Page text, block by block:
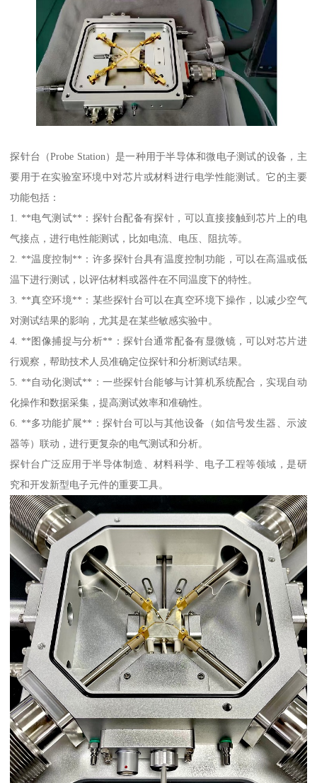
探针台（Probe Station）是一种用于半导体和微电子测试的设备，主
要用于在实验室环境中对芯片或材料进行电学性能测试。它的主要
功能包括：
1. **电气测试**：探针台配备有探针，可以直接接触到芯片上的电
气接点，进行电性能测试，比如电流、电压、阻抗等。
2. **温度控制**：许多探针台具有温度控制功能，可以在高温或低
温下进行测试，以评估材料或器件在不同温度下的特性。
3. **真空环境**：某些探针台可以在真空环境下操作，以减少空气
对测试结果的影响，尤其是在某些敏感实验中。
4. **图像捕捉与分析**：探针台通常配备有显微镜，可以对芯片进
行观察，帮助技术人员准确定位探针和分析测试结果。
5. **自动化测试**：一些探针台能够与计算机系统配合，实现自动
化操作和数据采集，提高测试效率和准确性。
6. **多功能扩展**：探针台可以与其他设备（如信号发生器、示波
器等）联动，进行更复杂的电气测试和分析。
探针台广泛应用于半导体制造、材料科学、电子工程等领域，是研
究和开发新型电子元件的重要工具。